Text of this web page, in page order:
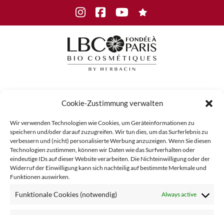
Cookie-Zustimmung verwalten
Wir verwenden Technologien wie Cookies, um Geräteinformationen zu
speichern und/oder darauf zuzugreifen. Wir tun dies, um das Surferlebnis zu
verbessern und (nicht) personalisierte Werbung anzuzeigen. Wenn Sie diesen
Technologien zustimmen, können wir Daten wie das Surfverhalten oder
eindeutige IDs auf dieser Website verarbeiten. Die Nichteinwilligung oder der
Widerruf der Einwilligung kann sich nachteilig auf bestimmte Merkmale und
Funktionen auswirken.
Funktionale Cookies (notwendig) Always active
InstagramFacebookYoutube
1